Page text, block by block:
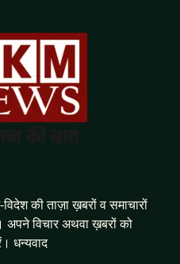
की ताज़ा ख़बरों व समाचारों
अपने विचार अथवा ख़बरों को
धन्यवाद